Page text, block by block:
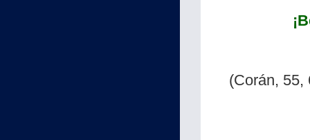
(Corán, 55,